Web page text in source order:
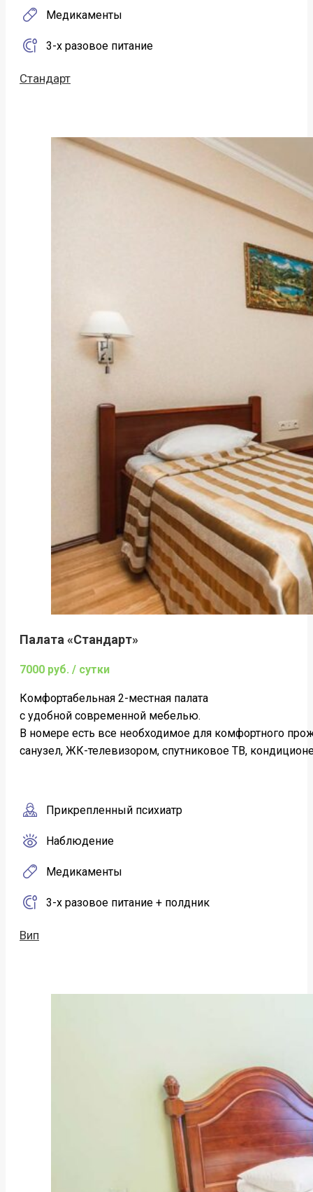
Медикаменты
3-х разовое питание
Стандарт
Палата «Стандарт»
7000 руб. / сутки
Комфортабельная 2-местная палата
c удобной современной мебелью.
В номере есть все необходимое для комфортного
санузел, ЖК-телевизором, спутниковое ТВ,
Прикрепленный психиатр
Наблюдение
Медикаменты
3-х разовое питание + полдник
Вип